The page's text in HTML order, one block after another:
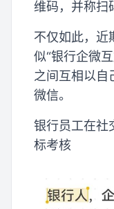
维码，并称扫
不仅如此，近
似“银行企微
之间互相以自
微信。
银行员工在社
标考核